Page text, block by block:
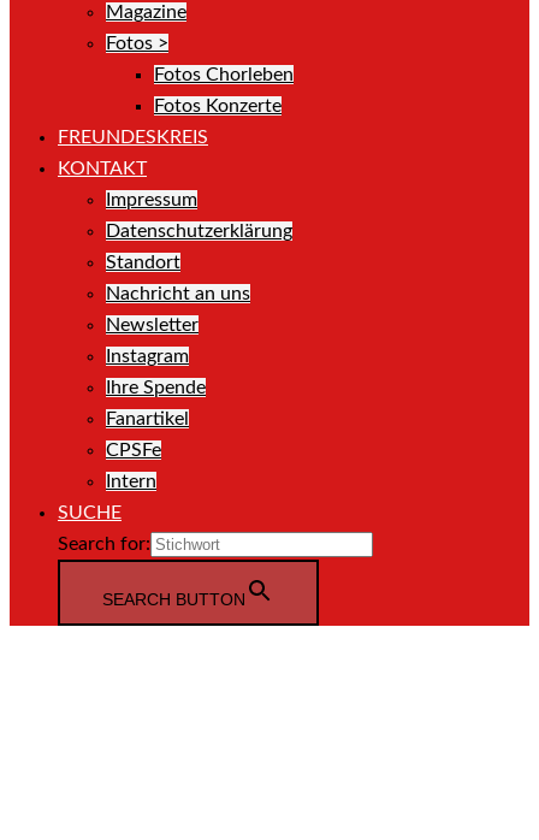
Magazine
Fotos >
Fotos Chorleben
Fotos Konzerte
FREUNDESKREIS
KONTAKT
Impressum
Datenschutzerklärung
Standort
Nachricht an uns
Newsletter
Instagram
Ihre Spende
Fanartikel
CPSFe
Intern
SUCHE
Search for:
SEARCH BUTTON